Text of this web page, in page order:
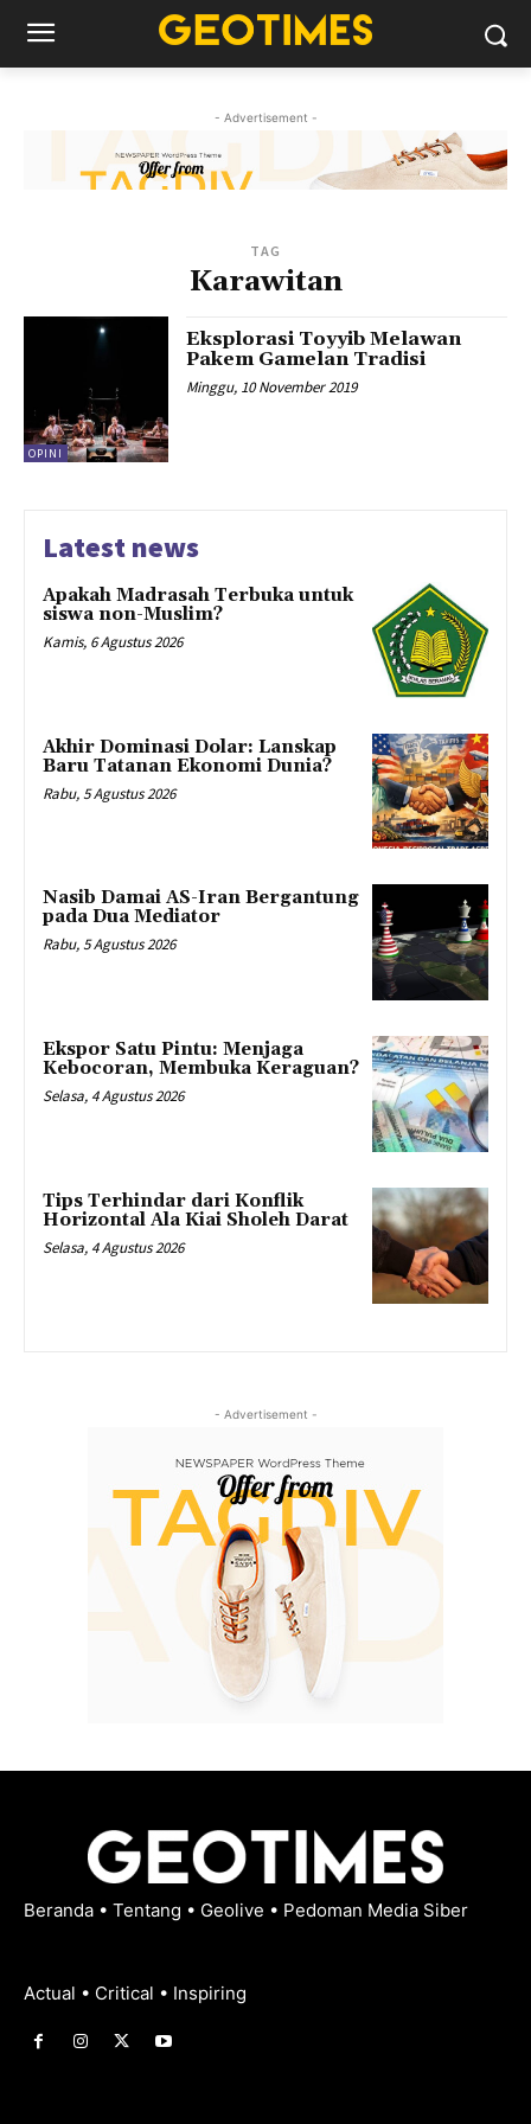
- Advertisement -
TAG
Karawitan
OPINI
Eksplorasi Toyyib Melawan
Pakem Gamelan Tradisi
Minggu, 10 November 2019
Latest news
Apakah Madrasah Terbuka untuk
siswa non-Muslim?
Kamis, 6 Agustus 2026
Akhir Dominasi Dolar: Lanskap
Baru Tatanan Ekonomi Dunia?
Rabu, 5 Agustus 2026
Nasib Damai AS-Iran Bergantung
pada Dua Mediator
Rabu, 5 Agustus 2026
Ekspor Satu Pintu: Menjaga
Kebocoran, Membuka Keraguan?
Selasa, 4 Agustus 2026
Tips Terhindar dari Konflik
Horizontal Ala Kiai Sholeh Darat
Selasa, 4 Agustus 2026
- Advertisement -
Beranda • Tentang • Geolive • Pedoman Media Siber
Actual • Critical • Inspiring